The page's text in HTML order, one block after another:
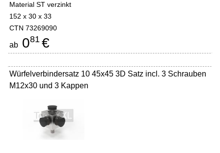
Material ST verzinkt
152 x 30 x 33
CTN 73269090
ab 081 €
Würfelverbindersatz 10 45x45 3D Satz incl. 3 Schrauben
M12x30 und 3 Kappen